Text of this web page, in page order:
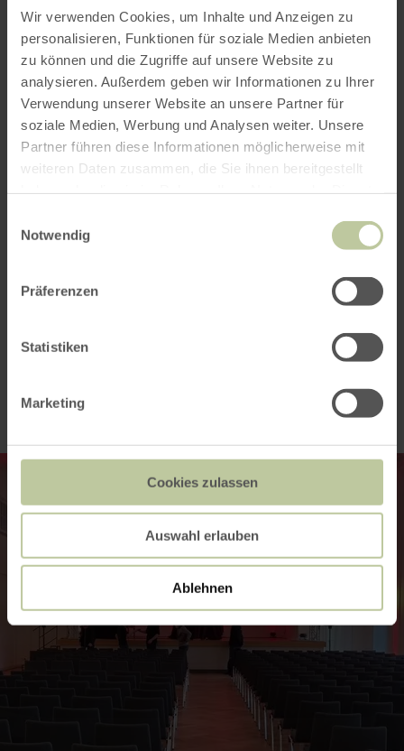
Wir verwenden Cookies, um Inhalte und Anzeigen zu
personalisieren, Funktionen für soziale Medien anbieten
zu können und die Zugriffe auf unsere Website zu
analysieren. Außerdem geben wir Informationen zu Ihrer
Verwendung unserer Website an unsere Partner für
soziale Medien, Werbung und Analysen weiter. Unsere
Partner führen diese Informationen möglicherweise mit
weiteren Daten zusammen, die Sie ihnen bereitgestellt
Notwendig
Präferenzen
Statistiken
Marketing
Cookies zulassen
Auswahl erlauben
Ablehnen
ihnen helfend die Hand. Für die Frauen, für den
Frieden. Er ist der Safe Space des Lachens, die
letzte Bastion gegen das Spießertum.
Sorgt euch nicht: Was bei Appelt passiert,
bleibt bei Appelt. Lacht kaputt, was euch
kaputtmacht! Comedy ab 18!
Tickets gibt es
GesundLand Tourist Informationen und in allen
Vorverkaufsstellen von Ticket Regional
Impressionen